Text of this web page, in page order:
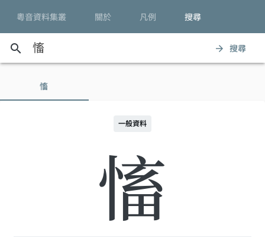
粵音資料集叢 關於 凡例 搜尋
search arrow_forward 搜尋
慉
一般資料
慉